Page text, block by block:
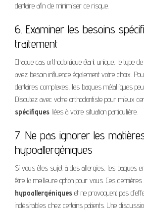
dentaire afin de minimiser ce risque.
6. Examiner les besoins
traitement
Chaque cas orthodontique étant unique, le type
avez besoin influence également votre choix.
dentaires complexes, les bagues métalliques
Discutez avec votre orthodontiste pour mieux
spécifiques liées à votre situation particulière.
7. Ne pas ignorer les
hypoallergéniques
Si vous êtes sujet à des allergies, les bagues
être la meilleure option pour vous. Ces
hypoallergéniques et ne provoquent pas
indésirables chez certains patients. Une